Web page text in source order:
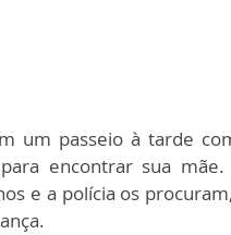
um passeio à tarde
encontrar sua
e a polícia os